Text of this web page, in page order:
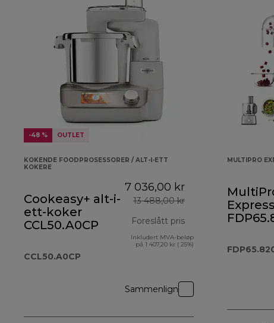
-48 % OUTLET
KOKENDE FOODPROSESSORER / ALT-I-ETT
KOKERE
Cookeasy+ alt-i-
ett-koker
CCL50.A0CP
CCL50.A0CP
7 036,00 kr
13 488,00 kr
Foreslått pris
opprinnelig pris 13
Inkludert MVA-beløp
på 1 407,20 kr ( 25%)
Sammenlign
MULTIPRO